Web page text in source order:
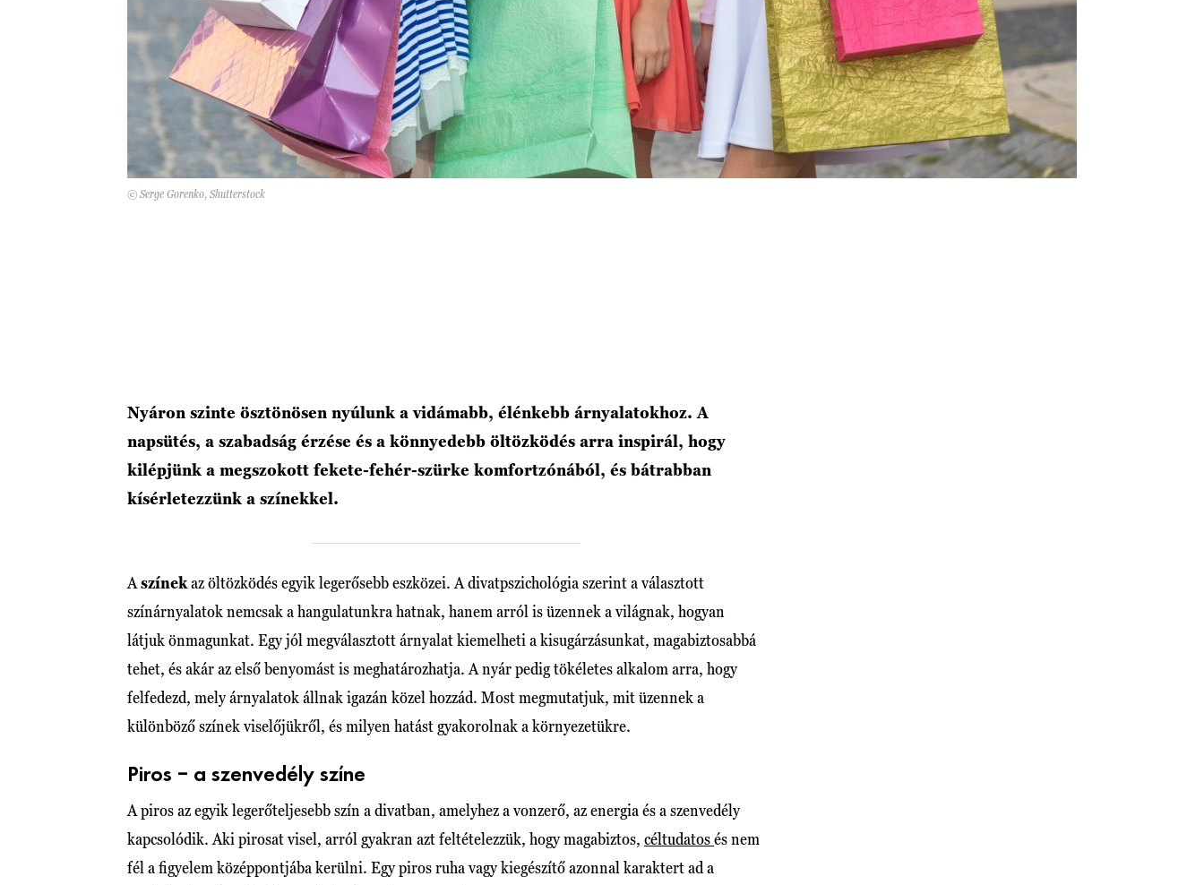
© Serge Gorenko, Shutterstock
Nyáron szinte ösztönösen nyúlunk a vidámabb, élénkebb árnyalatokhoz. A
napsütés, a szabadság érzése és a könnyedebb öltözködés arra inspirál, hogy
kilépjünk a megszokott fekete-fehér-szürke komfortzónából, és bátrabban
kísérletezzünk a színekkel.
Aszínekaz öltözködés egyik legerősebb eszközei. A divatpszichológia szerint a választott
színárnyalatok nemcsak a hangulatunkra hatnak, hanem arról is üzennek a világnak, hogyan
látjuk önmagunkat. Egy jól megválasztott árnyalat kiemelheti a kisugárzásunkat, magabiztosabbá
tehet, és akár az első benyomást is meghatározhatja. A nyár pedig tökéletes alkalom arra, hogy
felfedezd, mely árnyalatok állnak igazán közel hozzád. Most megmutatjuk, mit üzennek a
különböző színek viselőjükről, és milyen hatást gyakorolnak a környezetükre.
Piros – a szenvedély színe
A piros az egyik legerőteljesebb szín a divatban, amelyhez a vonzerő, az energia és a szenvedély
kapcsolódik. Aki pirosat visel, arról gyakran azt feltételezzük, hogy magabiztos, céltudatosés nem
fél a figyelem középpontjába kerülni. Egy piros ruha vagy kiegészítő azonnal karaktert ad a